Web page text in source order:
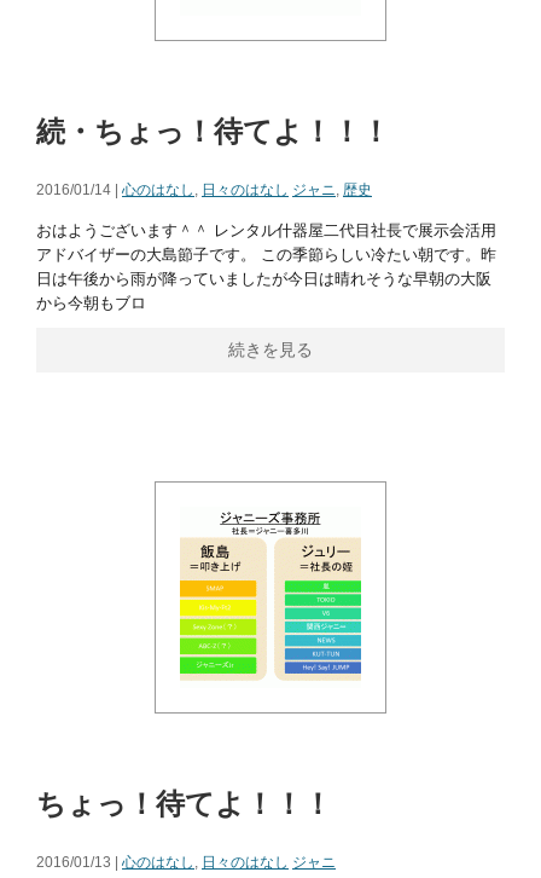
続・ちょっ！待てよ！！！
2016/01/14 | 心のはなし , 日々のはなし ジャニ, 歴史
おはようございます＾＾ レンタル什器屋二代目社長で展示会活用
アドバイザーの大島節子です。 この季節らしい冷たい朝です。昨
日は午後から雨が降っていましたが今日は晴れそうな早朝の大阪
から今朝もブロ
続きを見る
ちょっ！待てよ！！！
2016/01/13 | 心のはなし , 日々のはなし ジャニ